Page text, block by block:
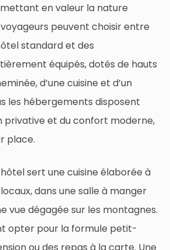
en valeur la nature
peuvent choisir entre
standard et des
équipés, dotés de hauts
d’une cuisine et d’un
les hébergements disposent
privative et du confort moderne,
place.
sert une cuisine élaborée à
dans une salle à manger
vue dégagée sur les montagnes.
opter pour la formule petit-
ou des repas à la carte. Une